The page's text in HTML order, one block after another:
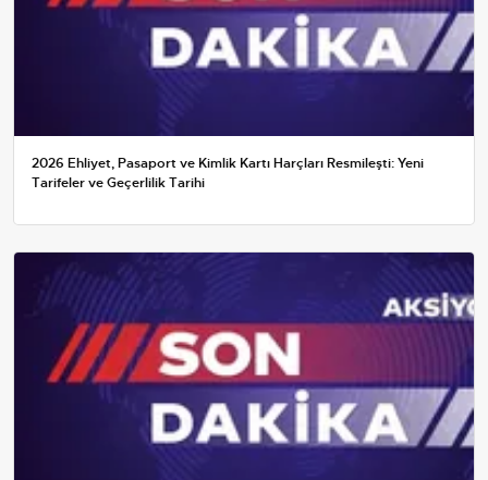
2026 Ehliyet, Pasaport ve Kimlik Kartı Harçları Resmileşti: Yeni
Tarifeler ve Geçerlilik Tarihi